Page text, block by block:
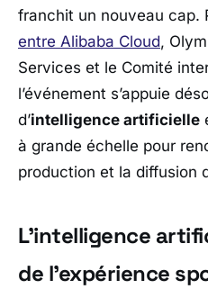
franchit un nouveau cap.
entre Alibaba Cloud,
Services et le Comité
l’événement s’appuie
d’intelligence artificielle
à grande échelle pour
production et la diffusion
L’intelligence
de l’expérience